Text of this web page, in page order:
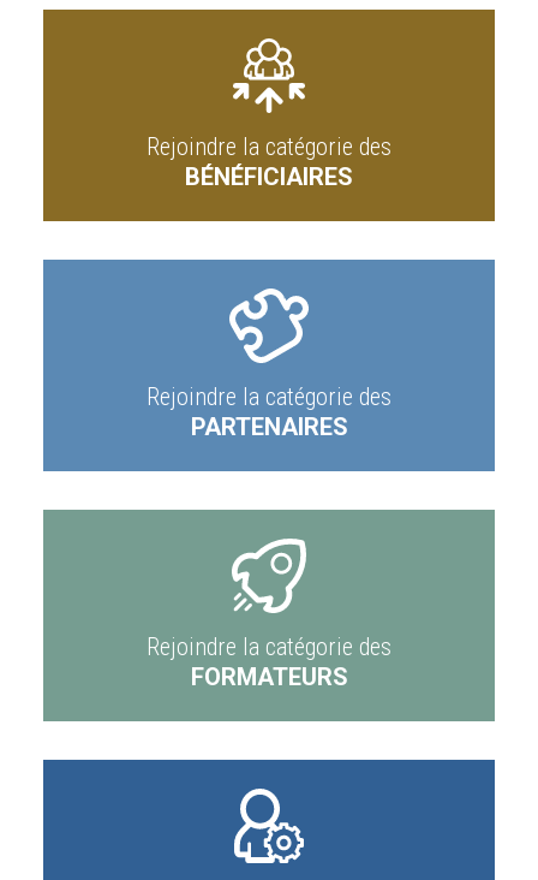
Rejoindre la catégorie des
BÉNÉFICIAIRES
Rejoindre la catégorie des
PARTENAIRES
Rejoindre la catégorie des
FORMATEURS